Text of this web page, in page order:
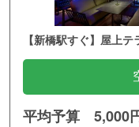
【新橋駅すぐ】屋上
平均予算 5,000